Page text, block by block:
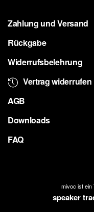
Zahlung und Versand
Rückgabe
Widerrufsbelehrung
Vertrag widerrufen
AGB
Downloads
FAQ
mivoc ist ein
speaker